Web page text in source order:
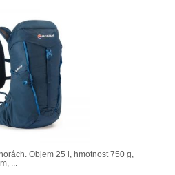
Objem 25 l, hmotnost 750 g,
...